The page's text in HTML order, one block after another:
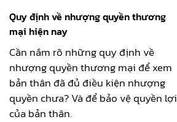
Quy định về nhượng quyền thương
mại hiện nay
Cần nắm rõ những quy định về
nhượng quyền thương mại để xem
bản thân đã đủ điều kiện nhượng
quyền chưa? Và để bảo vệ quyền lợi
của bản thân.